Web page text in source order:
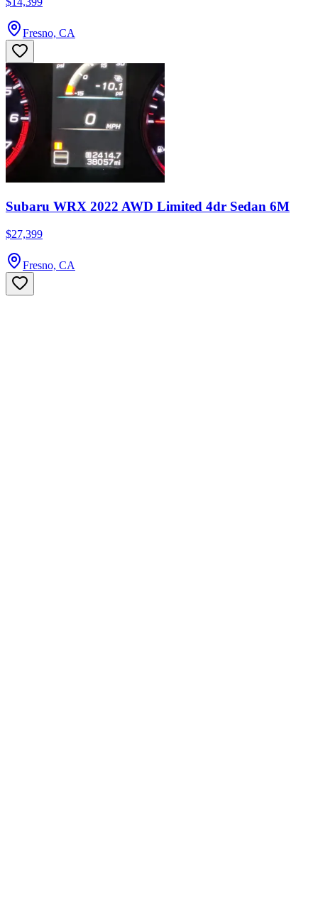
Fresno, CA
Subaru WRX 2022 AWD Limited 4dr Sedan 6M
$27,399
Fresno, CA